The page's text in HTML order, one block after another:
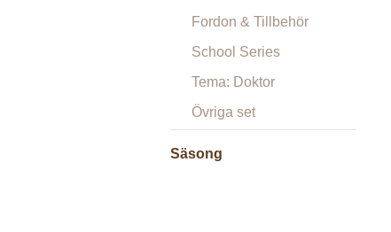
Fordon & Tillbehör
School Series
Tema: Doktor
Övriga set
Säsong